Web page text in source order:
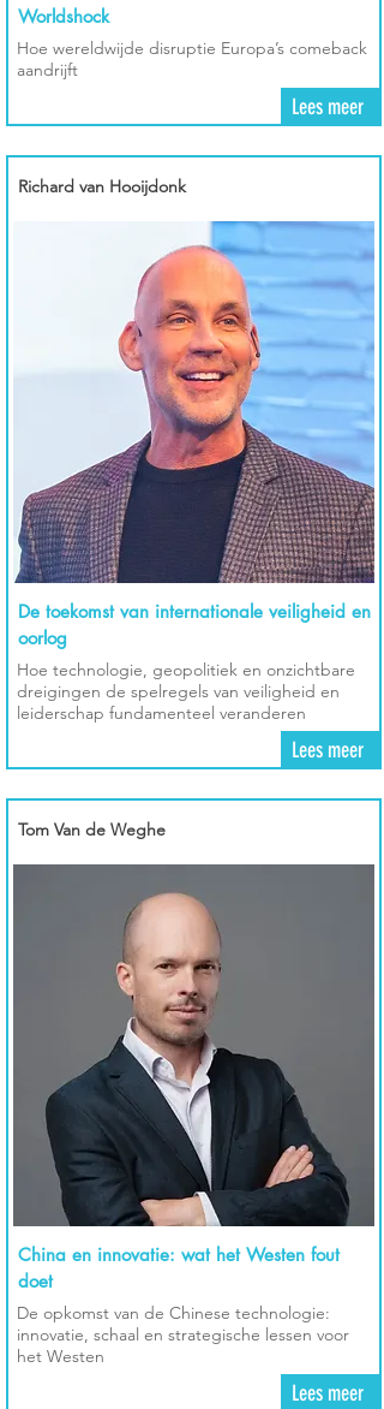
Worldshock
Hoe wereldwijde disruptie Europa’s comeback
aandrijft
Lees meer
Richard van Hooijdonk
De toekomst van internationale veiligheid en
oorlog
Hoe technologie, geopolitiek en onzichtbare
dreigingen de spelregels van veiligheid en
leiderschap fundamenteel veranderen
Lees meer
Tom Van de Weghe
China en innovatie: wat het Westen fout
doet
De opkomst van de Chinese technologie:
innovatie, schaal en strategische lessen voor
het Westen
Lees meer